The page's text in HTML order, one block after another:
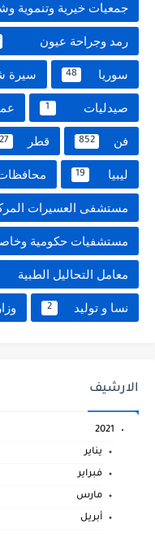
جمعيات خيرية وتنموية
رمد وجراحة عيون
سوريا 48 سيرة
صيدليات 1
فن 852 قطر 27
ليبيا 19
مستشفى العسيرات
مستشفيات حكومية
معامل التحاليل الطبية
نسا و توليد 2
الارشيف
2021
يناير
فبراير
مارس
أبريل